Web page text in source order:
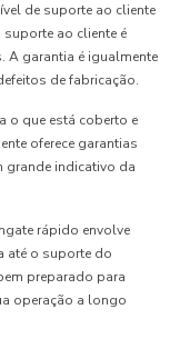
de suporte ao cliente
ao cliente é
A garantia é igualmente
de fabricação.
o que está coberto e
oferece garantias
grande indicativo da
rápido envolve
até o suporte do
preparado para
operação a longo